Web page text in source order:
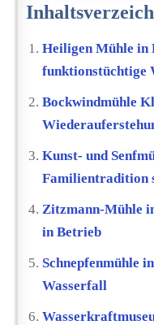
Heiligen Mühle in
funktionstüchtige
Bockwindmühle
Kunst- und
Familientradition
Zitzmann-Mühle
in Betrieb
Schnepfenmühle
Wasserfall